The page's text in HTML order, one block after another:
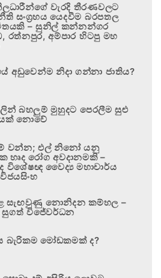
වැරදි තීරණවලට
සංග්‍රහය යෙදවීම බරපතල
– සුනිල් කන්නන්ගර
රත්නපුර, අම්පාර හිටපු මහ
අඩුවෙන්ම නිදා ගන්නා ජාතිය?
බහලුම් මුහුදට පෙරලීම සුළු
නොවේ
වන්න; එල් නිනෝ යනු
හෘද රෝග අවදානමකි –
විශේෂඥ වෛද්‍ය මහාචාර්ය
සැඟවුණු නොනිදන කම්හල –
විජේවර්ධන
මෝඩකමක් ද?